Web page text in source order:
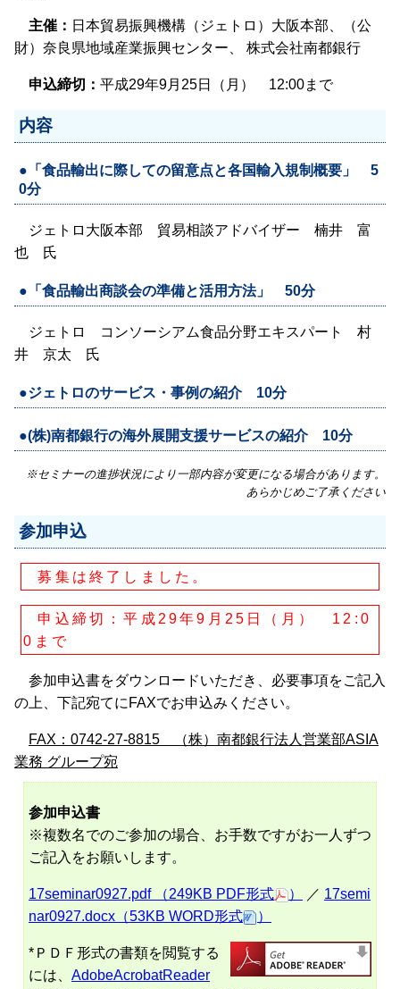
主催： 日本貿易振興機構（ジェトロ）大阪本部、（公
財）奈良県地域産業振興センター、 株式会社南都銀行
申込締切： 平成29年9月25日（月） 12:00まで
内容
●「食品輸出に際しての留意点と各国輸入規制概要」 5
0分
ジェトロ大阪本部 貿易相談アドバイザー 楠井 富
也 氏
●「食品輸出商談会の準備と活用方法」 50分
ジェトロ コンソーシアム食品分野エキスパート 村
井 京太 氏
●ジェトロのサービス・事例の紹介 10分
●(株)南都銀行の海外展開支援サービスの紹介 10分
※セミナーの進捗状況により一部内容が変更になる場合があります。
あらかじめご了承ください
参加申込
募集は終了しました。
申込締切：平成29年9月25日（月） 12:0
0まで
参加申込書をダウンロードいただき、必要事項をご記入
の上、下記宛てにFAXでお申込みください。
FAX：0742-27-8815 （株）南都銀行法人営業部ASIA
業務 グループ宛
参加申込書
※複数名でのご参加の場合、お手数ですがお一人ずつ
ご記入をお願いします。
17seminar0927.pdf （249KB PDF形式 ） ／ 17semi
nar0927.docx（53KB WORD形式
）
*ＰＤＦ形式の書類を閲覧する
には、 AdobeAcrobatReader